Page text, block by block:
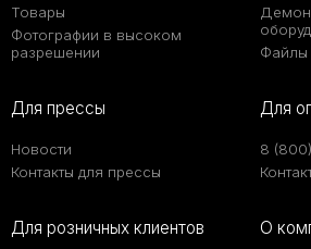
Товары
Фотографии в высоком
разрешении
Файлы
Для прессы
Новости
Контакты для прессы
Для
8
Для розничных клиентов О